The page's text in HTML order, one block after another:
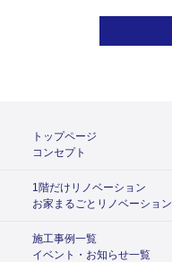
トップページ
コンセプト
1階だけリノベーション
お家まるごとリノベーション
施工事例一覧
イベント・お知らせ一覧